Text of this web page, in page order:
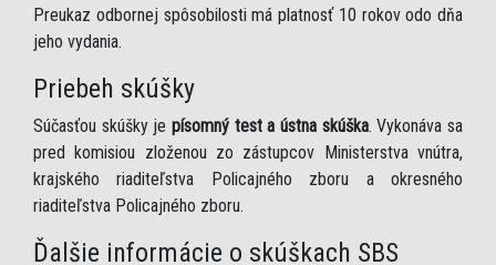
Preukaz odbornej spôsobilosti má platnosť 10 rokov odo dňa
jeho vydania.
Priebeh skúšky
Súčasťou skúšky je písomný test a ústna skúška. Vykonáva sa
pred komisiou zloženou zo zástupcov Ministerstva vnútra,
krajského riaditeľstva Policajného zboru a okresného
riaditeľstva Policajného zboru.
Ďalšie informácie o skúškach SBS